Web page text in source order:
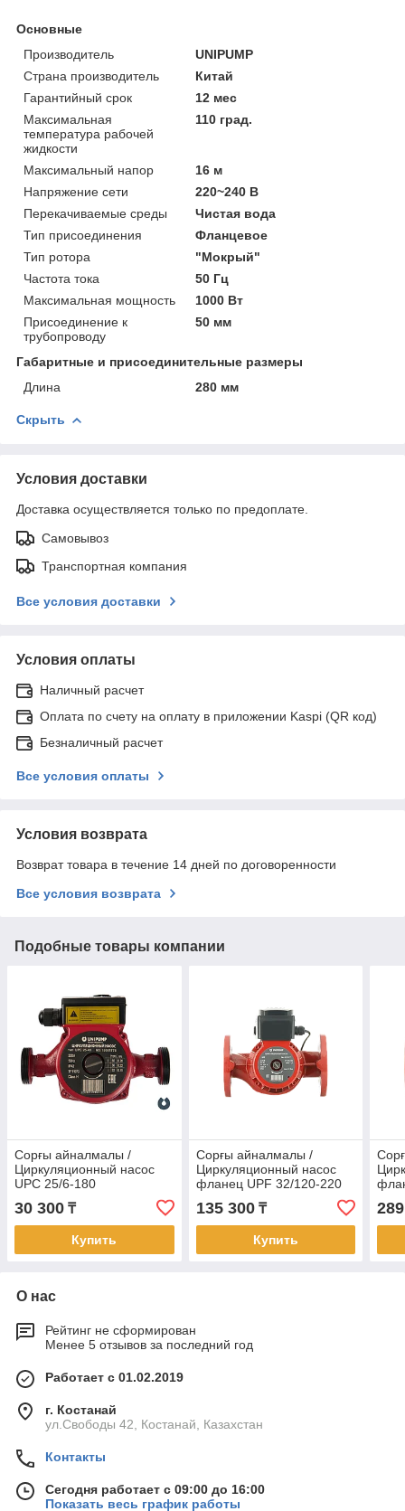
Основные
Производитель
UNIPUMP
Страна производитель
Китай
Гарантийный срок
12 мес
Максимальная
температура рабочей
жидкости
110 град.
Максимальный напор
16 м
Напряжение сети
220~240 В
Перекачиваемые среды
Чистая вода
Тип присоединения
Фланцевое
Тип ротора
"Мокрый"
Частота тока
50 Гц
Максимальная мощность
1000 Вт
Присоединение к
трубопроводу
50 мм
Габаритные и присоединительные размеры
Длина
280 мм
Скрыть
Условия доставки
Доставка осуществляется только по предоплате.
Самовывоз
Транспортная компания
Все условия доставки
Условия оплаты
Наличный расчет
Оплата по счету на оплату в приложении Kaspi (QR код)
Безналичный расчет
Все условия оплаты
Условия возврата
Возврат товара в течение 14 дней по договоренности
Все условия возврата
Подобные товары компании
Сорғы айналмалы /
Циркуляционный насос
UPC 25/6-180
30 300 ₸
Купить
Сорғы айналмалы /
Циркуляционный насос
фланец UPF 32/120-220
135 300₸
Купить
О нас
Рейтинг не сформирован
Менее 5 отзывов за последний год
Работает с 01.02.2019
г. Костанай
ул.Свободы 42, Костанай, Казахстан
Контакты
Сегодня работает с 09:00 до 16:00
Показать весь график работы